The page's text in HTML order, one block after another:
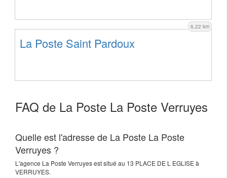
6,22 km
La Poste Saint Pardoux
FAQ de La Poste La Poste Verruyes
Quelle est l'adresse de La Poste La Poste
Verruyes ?
L'agence La Poste Verruyesest situé au 13 PLACE DE L EGLISE à
VERRUYES.